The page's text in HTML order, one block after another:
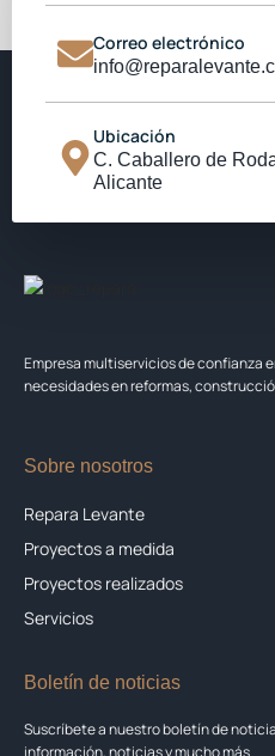
Correo electrónico
Ubicación
C. Caballero de
Alicante
Empresa multiservicios de confianza
necesidades en reformas,
Sobre nosotros
Repara Levante
Proyectos a medida
Proyectos realizados
Servicios
Boletín de noticias
Suscríbete a nuestro boletín de
información, noticias y mucho más.